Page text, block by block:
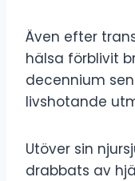
Även efter
hälsa förblivit
decennium
livshotande
Utöver sin
drabbats av